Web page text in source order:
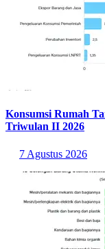
Konsumsi Rumah
Triwulan II 2026
7 Agustus 2026